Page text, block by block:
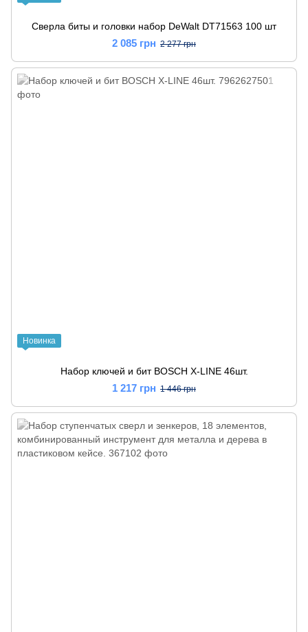
Сверла биты и головки набор DeWalt DT71563 100 шт
2 085 грн 2 277 грн
Новинка
Набор ключей и бит BOSCH X-LINE 46шт.
1 217 грн 1 446 грн